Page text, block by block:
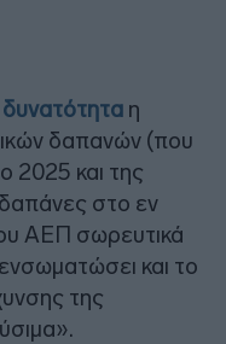
η
δαπανών (που
2025 και της
στο εν
ΑΕΠ σωρευτικά
και το
της